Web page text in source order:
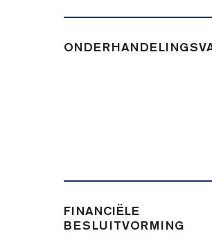
FINANCIËLE
BESLUITVORMING